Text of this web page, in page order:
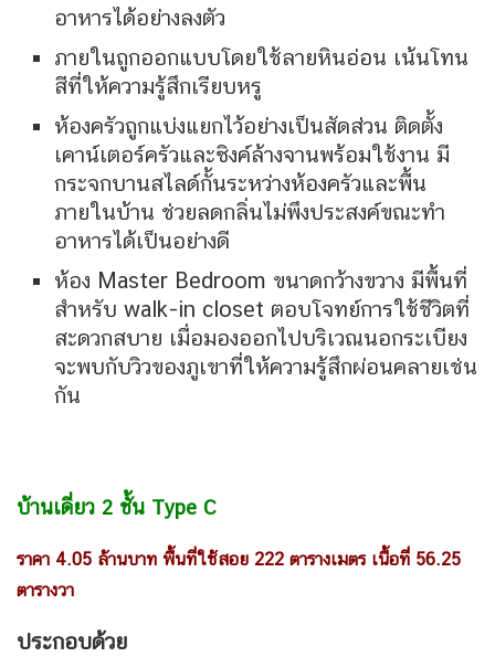
อาหารได้อย่างลงตัว
ภายในถูกออกแบบโดยใช้ลายหินอ่อน เน้นโทน
สีที่ให้ความรู้สึกเรียบหรู
ห้องครัวถูกแบ่งแยกไว้อย่างเป็นสัดส่วน ติดตั้ง
เคาน์เตอร์ครัวและซิงค์ล้างจานพร้อมใช้งาน มี
กระจกบานสไลด์กั้นระหว่างห้องครัวและพื้น
ภายในบ้าน ช่วยลดกลิ่นไม่พึงประสงค์ขณะทำ
อาหารได้เป็นอย่างดี
ห้อง Master Bedroom ขนาดกว้างขวาง มีพื้นที่
สำหรับ walk-in closet ตอบโจทย์การใช้ชีวิตที่
สะดวกสบาย เมื่อมองออกไปบริเวณนอกระเบียง
จะพบกับวิวของภูเขาที่ให้ความรู้สึกผ่อนคลายเช่น
กัน
บ้านเดี่ยว 2 ชั้น Type C
ราคา 4.05 ล้านบาท พื้นที่ใช้สอย 222 ตารางเมตร เนื้อที่ 56.25
ตารางวา
ประกอบด้วย